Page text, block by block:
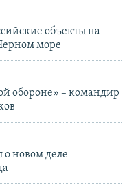
объекты на
море
обороне» – командир
о новом деле